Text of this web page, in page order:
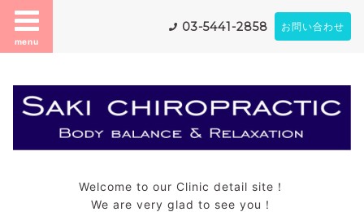
menu
03-5441-2858 お問い合わせ
Welcome to our Clinic detail site！
We are very glad to see you！